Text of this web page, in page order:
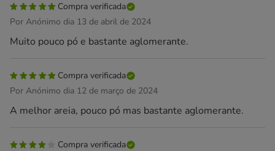
Compra verificada
Por Anónimo dia 13 de abril de 2024
Muito pouco pó e bastante aglomerante.
Compra verificada
Por Anónimo dia 12 de março de 2024
A melhor areia, pouco pó mas bastante aglomerante.
Compra verificada